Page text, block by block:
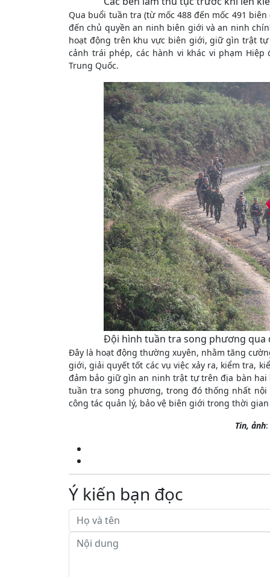
Qua buổi tuần tra (từ mốc 488 đến mốc 491
đến chủ quyền an ninh biên giới và an ninh
hoạt động trên khu vực biên giới, giữ gìn trật
cảnh trái phép, các hành vi khác vi phạm
Trung Quốc.
Đội hình tuần tra song phương qua
Đây là hoạt động thường xuyên, nhằm tăng
giới, giải quyết tốt các vụ việc xảy ra, kiểm tra,
đảm bảo giữ gìn an ninh trật tự trên địa bàn
tuần tra song phương, trong đó thống nhất
công tác quản lý, bảo vệ biên giới trong thời
Tin, ảnh:
Ý kiến bạn đọc